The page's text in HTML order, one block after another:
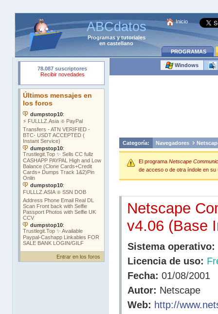
ABCdatos
Programasytutoriales
en castellano
Inicio
PROGRAMAS
Entrar en los foros
Windows
Categoría: Navegadores
El programa Netscape
de acceso o de otra índole en su
Netscape
v4.06 (Base
Sistema operativo:
Licencia de uso:
Fecha: 01/08/2001
Autor: Netscape
Web: http://